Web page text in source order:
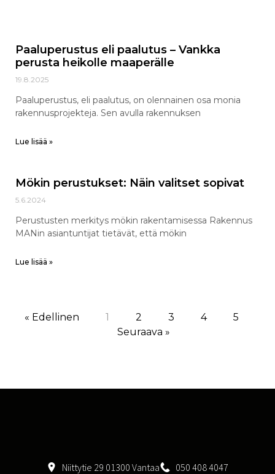
Paaluperustus eli paalutus – Vankka
perusta heikolle maaperälle
19.8.2025
Paaluperustus, eli paalutus, on olennainen osa monia
rakennusprojekteja. Sen avulla rakennuksen
Lue lisää »
Mökin perustukset: Näin valitset sopivat
5.6.2024
Perustusten merkitys mökin rakentamisessa Rakennus
MANin asiantuntijat tietävät, että mökin
Lue lisää »
« Edellinen 1 2 3 4
5
Seuraava »
Niittytie 29 01300 Vantaa 050 408 4047